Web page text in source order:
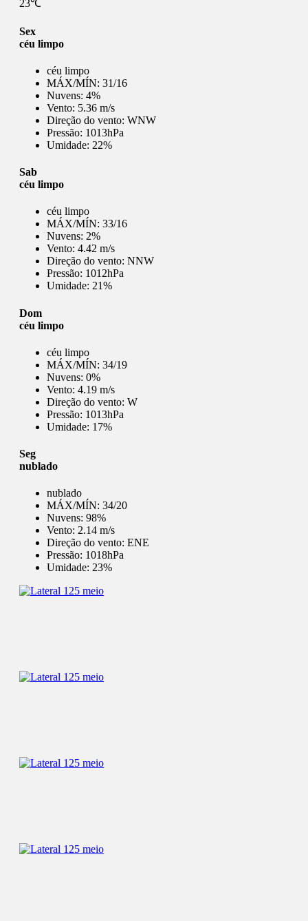
23℃
Sex
céu limpo
céu limpo
MÁX/MÍN: 31/16
Nuvens: 4%
Vento: 5.36 m/s
Direção do vento: WNW
Pressão: 1013hPa
Umidade: 22%
Sab
céu limpo
céu limpo
MÁX/MÍN: 33/16
Nuvens: 2%
Vento: 4.42 m/s
Direção do vento: NNW
Pressão: 1012hPa
Umidade: 21%
Dom
céu limpo
céu limpo
MÁX/MÍN: 34/19
Nuvens: 0%
Vento: 4.19 m/s
Direção do vento: W
Pressão: 1013hPa
Umidade: 17%
Seg
nublado
nublado
MÁX/MÍN: 34/20
Nuvens: 98%
Vento: 2.14 m/s
Direção do vento: ENE
Pressão: 1018hPa
Umidade: 23%